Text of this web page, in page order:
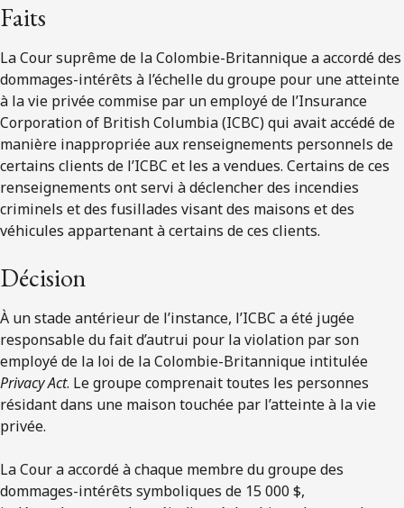
Faits
La Cour suprême de la Colombie-Britannique a accordé des
dommages-intérêts à l’échelle du groupe pour une atteinte
à la vie privée commise par un employé de l’Insurance
Corporation of British Columbia (ICBC) qui avait accédé de
manière inappropriée aux renseignements personnels de
certains clients de l’ICBC et les a vendues. Certains de ces
renseignements ont servi à déclencher des incendies
criminels et des fusillades visant des maisons et des
véhicules appartenant à certains de ces clients.
Décision
À un stade antérieur de l’instance, l’ICBC a été jugée
responsable du fait d’autrui pour la violation par son
employé de la loi de la Colombie-Britannique intitulée
Privacy Act. Le groupe comprenait toutes les personnes
résidant dans une maison touchée par l’atteinte à la vie
privée.
La Cour a accordé à chaque membre du groupe des
dommages-intérêts symboliques de 15 000 $,